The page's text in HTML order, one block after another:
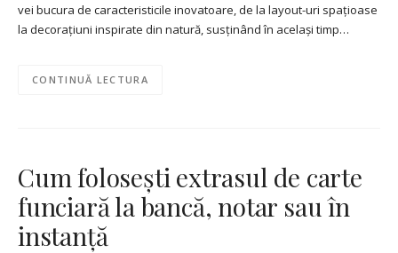
vei bucura de caracteristicile inovatoare, de la layout-uri spațioase
la decorațiuni inspirate din natură, susținând în același timp…
CONTINUĂ LECTURA
Cum folosești extrasul de carte
funciară la bancă, notar sau în
instanță